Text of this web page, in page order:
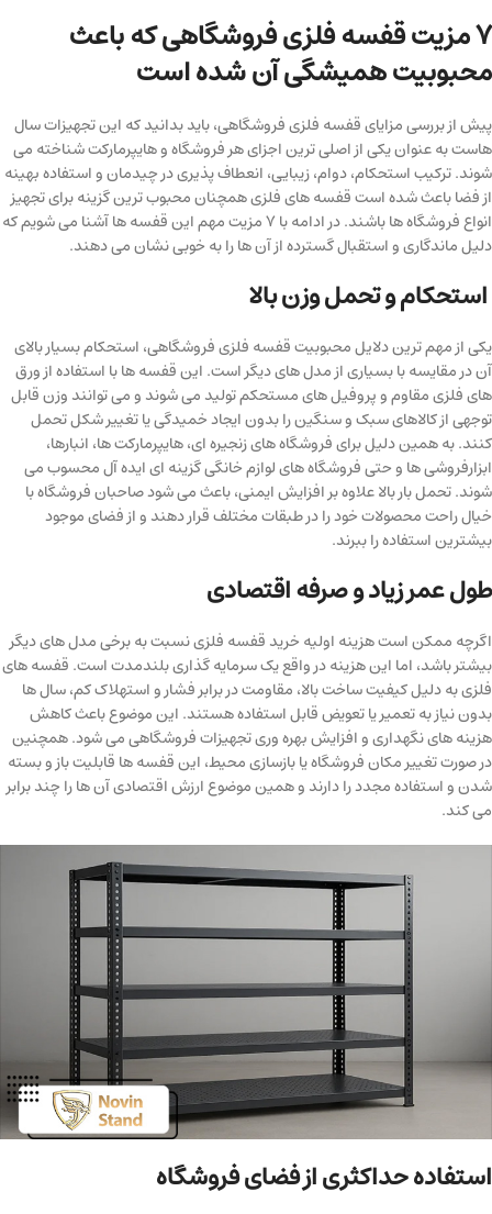
7 مزیت قفسه فلزی فروشگاهی که باعث
محبوبیت همیشگی آن شده است
پیش از بررسی مزایای قفسه فلزی فروشگاهی، باید بدانید که این تجهیزات سال
هاست به عنوان یکی از اصلی ترین اجزای هر فروشگاه و هایپرمارکت شناخته می
شوند. ترکیب استحکام، دوام، زیبایی، انعطاف پذیری در چیدمان و استفاده بهینه
از فضا باعث شده است قفسه های فلزی همچنان محبوب ترین گزینه برای تجهیز
انواع فروشگاه ها باشند. در ادامه با 7 مزیت مهم این قفسه ها آشنا می شویم که
دلیل ماندگاری و استقبال گسترده از آن ها را به خوبی نشان می دهند.
استحکام و تحمل وزن بالا
یکی از مهم ترین دلایل محبوبیت قفسه فلزی فروشگاهی، استحکام بسیار بالای
آن در مقایسه با بسیاری از مدل های دیگر است. این قفسه ها با استفاده از ورق
های فلزی مقاوم و پروفیل های مستحکم تولید می شوند و می توانند وزن قابل
توجهی از کالاهای سبک و سنگین را بدون ایجاد خمیدگی یا تغییر شکل تحمل
کنند. به همین دلیل برای فروشگاه های زنجیره ای، هایپرمارکت ها، انبارها،
ابزارفروشی ها و حتی فروشگاه های لوازم خانگی گزینه ای ایده آل محسوب می
شوند. تحمل بار بالا علاوه بر افزایش ایمنی، باعث می شود صاحبان فروشگاه با
خیال راحت محصولات خود را در طبقات مختلف قرار دهند و از فضای موجود
بیشترین استفاده را ببرند.
طول عمر زیاد و صرفه اقتصادی
اگرچه ممکن است هزینه اولیه خرید قفسه فلزی نسبت به برخی مدل های دیگر
بیشتر باشد، اما این هزینه در واقع یک سرمایه گذاری بلندمدت است. قفسه های
فلزی به دلیل کیفیت ساخت بالا، مقاومت در برابر فشار و استهلاک کم، سال ها
بدون نیاز به تعمیر یا تعویض قابل استفاده هستند. این موضوع باعث کاهش
هزینه های نگهداری و افزایش بهره وری تجهیزات فروشگاهی می شود. همچنین
در صورت تغییر مکان فروشگاه یا بازسازی محیط، این قفسه ها قابلیت باز و بسته
شدن و استفاده مجدد را دارند و همین موضوع ارزش اقتصادی آن ها را چند برابر
می کند.
استفاده حداکثری از فضای فروشگاه